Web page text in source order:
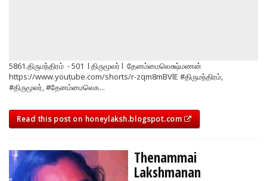
5861.திருமந்திரம் - 501 l திருமூலர் l தேனம்மைலெக்ஷ்மணன்
https://www.youtube.com/shorts/r-zqm8mBVlE #திருமந்திரம்,
#திருமூலர், #தேனம்மைலெக...
Read this post on honeylaksh.blogspot.com
Thenammai
Lakshmanan